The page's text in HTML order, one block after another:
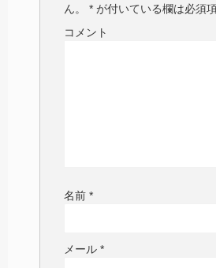
ん。
* が付いている欄は必須
コメント
名前 *
メール *